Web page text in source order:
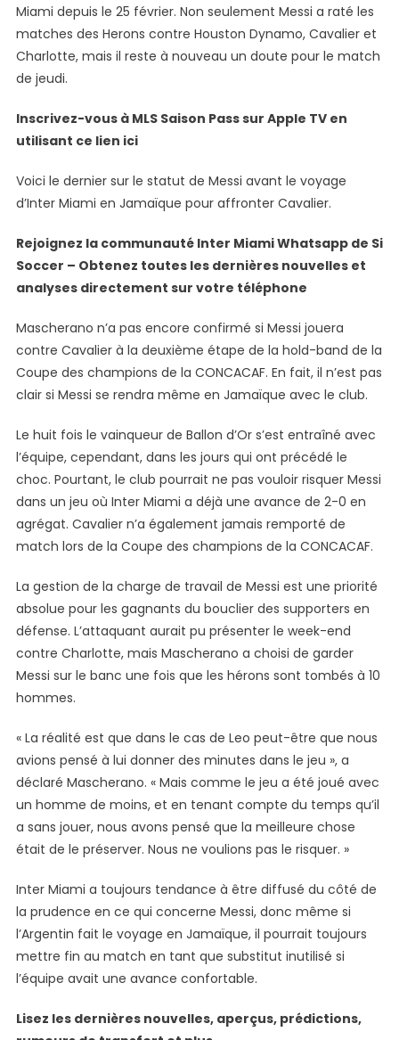
Miami depuis le 25 février. Non seulement Messi a raté les
matches des Herons contre Houston Dynamo, Cavalier et
Charlotte, mais il reste à nouveau un doute pour le match
de jeudi.
Inscrivez-vous à MLS Saison Pass sur Apple TV en
utilisant ce lien ici
Voici le dernier sur le statut de Messi avant le voyage
d’Inter Miami en Jamaïque pour affronter Cavalier.
Rejoignez la communauté Inter Miami Whatsapp de Si
Soccer – Obtenez toutes les dernières nouvelles et
analyses directement sur votre téléphone
Mascherano n’a pas encore confirmé si Messi jouera
contre Cavalier à la deuxième étape de la hold-band de la
Coupe des champions de la CONCACAF. En fait, il n’est pas
clair si Messi se rendra même en Jamaïque avec le club.
Le huit fois le vainqueur de Ballon d’Or s’est entraîné avec
l’équipe, cependant, dans les jours qui ont précédé le
choc. Pourtant, le club pourrait ne pas vouloir risquer Messi
dans un jeu où Inter Miami a déjà une avance de 2-0 en
agrégat. Cavalier n’a également jamais remporté de
match lors de la Coupe des champions de la CONCACAF.
La gestion de la charge de travail de Messi est une priorité
absolue pour les gagnants du bouclier des supporters en
défense. L’attaquant aurait pu présenter le week-end
contre Charlotte, mais Mascherano a choisi de garder
Messi sur le banc une fois que les hérons sont tombés à 10
hommes.
« La réalité est que dans le cas de Leo peut-être que nous
avions pensé à lui donner des minutes dans le jeu », a
déclaré Mascherano. « Mais comme le jeu a été joué avec
un homme de moins, et en tenant compte du temps qu’il
a sans jouer, nous avons pensé que la meilleure chose
était de le préserver. Nous ne voulions pas le risquer. »
Inter Miami a toujours tendance à être diffusé du côté de
la prudence en ce qui concerne Messi, donc même si
l’Argentin fait le voyage en Jamaïque, il pourrait toujours
mettre fin au match en tant que substitut inutilisé si
l’équipe avait une avance confortable.
Lisez les dernières nouvelles, aperçus, prédictions,